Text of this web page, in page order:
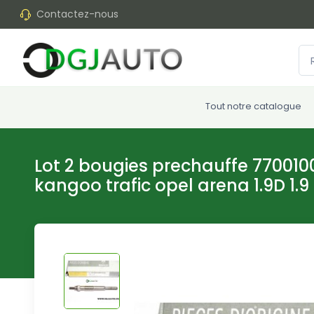
Contactez-nous
Tout notre catalogue
Lot 2 bougies prechauffe
kangoo trafic opel arena 1.9D 1.9